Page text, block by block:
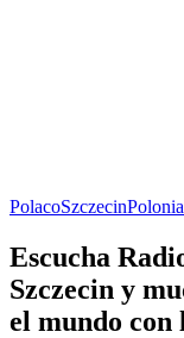
PolacoSzczecinPolonia
Escucha
Szczecin y
el mundo con